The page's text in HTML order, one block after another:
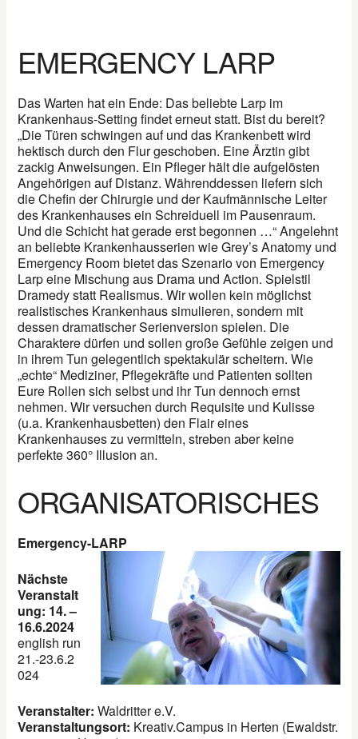
EMERGENCY LARP
Das Warten hat ein Ende: Das beliebte Larp im
Krankenhaus-Setting findet erneut statt. Bist du bereit?
„Die Türen schwingen auf und das Krankenbett wird
hektisch durch den Flur geschoben. Eine Ärztin gibt
zackig Anweisungen. Ein Pfleger hält die aufgelösten
Angehörigen auf Distanz. Währenddessen liefern sich
die Chefin der Chirurgie und der Kaufmännische Leiter
des Krankenhauses ein Schreiduell im Pausenraum.
Und die Schicht hat gerade erst begonnen …“ Angelehnt
an beliebte Krankenhausserien wie Grey’s Anatomy und
Emergency Room bietet das Szenario von Emergency
Larp eine Mischung aus Drama und Action. Spielstil
Dramedy statt Realismus. Wir wollen kein möglichst
realistisches Krankenhaus simulieren, sondern mit
dessen dramatischer Serienversion spielen. Die
Charaktere dürfen und sollen große Gefühle zeigen und
in ihrem Tun gelegentlich spektakulär scheitern. Wie
„echte“ Mediziner, Pflegekräfte und Patienten sollten
Eure Rollen sich selbst und ihr Tun dennoch ernst
nehmen. Wir versuchen durch Requisite und Kulisse
(u.a. Krankenhausbetten) den Flair eines
Krankenhauses zu vermitteln, streben aber keine
perfekte 360° Illusion an.
ORGANISATORISCHES
Emergency-LARP
Nächste
Veranstalt
ung: 14. –
16.6.2024
english run
21.-23.6.2
024
Veranstalter: Waldritter e.V.
Veranstaltungsort: Kreativ.Campus in Herten (Ewaldstr.